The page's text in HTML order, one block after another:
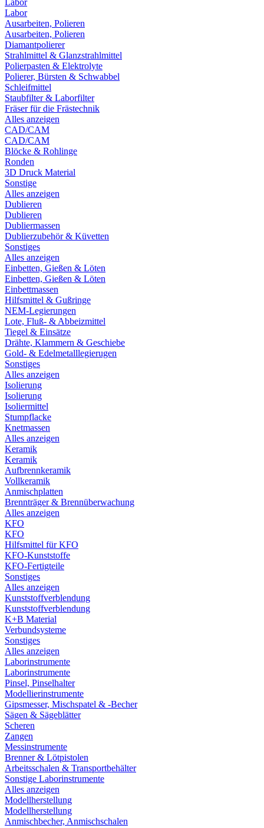
Labor
Labor
Ausarbeiten, Polieren
Ausarbeiten, Polieren
Diamantpolierer
Strahlmittel & Glanzstrahlmittel
Polierpasten & Elektrolyte
Polierer, Bürsten & Schwabbel
Schleifmittel
Staubfilter & Laborfilter
Fräser für die Frästechnik
Alles anzeigen
CAD/CAM
CAD/CAM
Blöcke & Rohlinge
Ronden
3D Druck Material
Sonstige
Alles anzeigen
Dublieren
Dublieren
Dubliermassen
Dublierzubehör & Küvetten
Sonstiges
Alles anzeigen
Einbetten, Gießen & Löten
Einbetten, Gießen & Löten
Einbettmassen
Hilfsmittel & Gußringe
NEM-Legierungen
Lote, Fluß- & Abbeizmittel
Tiegel & Einsätze
Drähte, Klammern & Geschiebe
Gold- & Edelmetalllegierugen
Sonstiges
Alles anzeigen
Isolierung
Isolierung
Isoliermittel
Stumpflacke
Knetmassen
Alles anzeigen
Keramik
Keramik
Aufbrennkeramik
Vollkeramik
Anmischplatten
Brennträger & Brennüberwachung
Alles anzeigen
KFO
KFO
Hilfsmittel für KFO
KFO-Kunststoffe
KFO-Fertigteile
Sonstiges
Alles anzeigen
Kunststoffverblendung
Kunststoffverblendung
K+B Material
Verbundsysteme
Sonstiges
Alles anzeigen
Laborinstrumente
Laborinstrumente
Pinsel, Pinselhalter
Modellierinstrumente
Gipsmesser, Mischspatel & -Becher
Sägen & Sägeblätter
Scheren
Zangen
Messinstrumente
Brenner & Lötpistolen
Arbeitsschalen & Transportbehälter
Sonstige Laborinstrumente
Alles anzeigen
Modellherstellung
Modellherstellung
Anmischbecher, Anmischschalen